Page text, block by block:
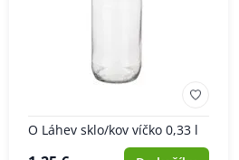
O Láhev sklo/kov víčko 0,33 l